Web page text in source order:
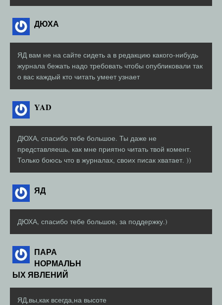
ДЮХА
ЯД вам не на сайте сидеть а в редакцию какого-нибудь
журнала бежать надо требовать чтобы опубликовали так
о вас каждый кто читать умеет узнает
YAD
ДЮХА, спасибо тебе большое. Ты даже не
представляешь, как мне приятно читать твой комент.
Только боюсь что в журналах, своих писак хватает. ))
ЯД
ДЮХА, спасибо тебе большое, за поддержку.)
ПАРА
НОРМАЛЬН
ЫХ ЯВЛЕНИЙ
ЯД,вы,как всегда,на высоте